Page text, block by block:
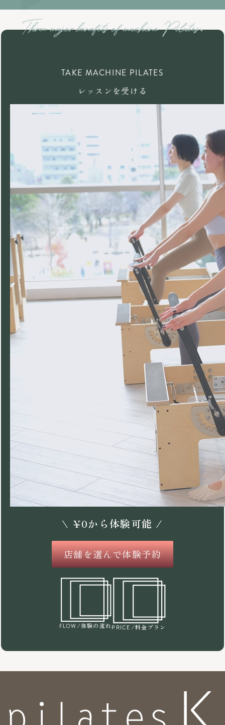
TAKE MACHINE PILATES
レッスンを受ける
\ ¥0から体験可能 /
店舗を選んで体験予約
FLOW /体験の流れPRICE /料金プラン